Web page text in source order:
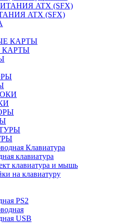
ATX (SFX)
КАРТЫ
Клавиатура
клавиатура
клавиатура и мышь
на клавиатуру
PS2
USB